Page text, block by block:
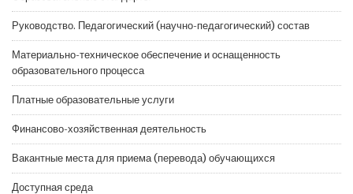
Руководство. Педагогический (научно-педагогический) состав
Материально-техническое обеспечение и оснащенность
образовательного процесса
Платные образовательные услуги
Финансово-хозяйственная деятельность
Вакантные места для приема (перевода) обучающихся
Доступная среда